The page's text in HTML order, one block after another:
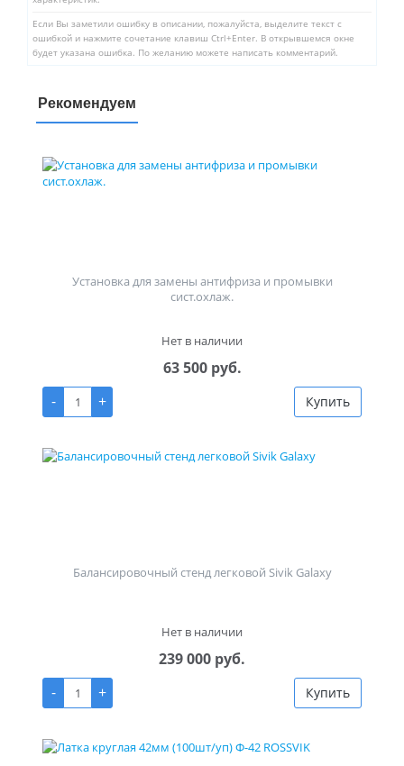
Если Вы заметили ошибку в описании, пожалуйста, выделите текст с
ошибкой и нажмите сочетание клавиш Ctrl+Enter. В открывшемся окне
будет указана ошибка. По желанию можете написать комментарий.
Рекомендуем
Установка для замены антифриза и промывки
сист.охлаж.
Нет в наличии
63 500 руб.
-
+ Купить
Балансировочный стенд легковой Sivik Galaxy
Нет в наличии
239 000 руб.
-
+ Купить